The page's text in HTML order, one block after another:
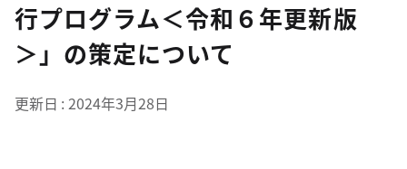
行プログラム＜令和６年更新版
＞」の策定について
更新日 2024年3月28日